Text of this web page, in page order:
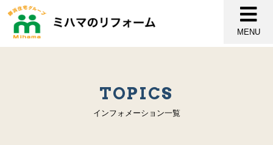
MENU
TOPICS
インフォメーション一覧